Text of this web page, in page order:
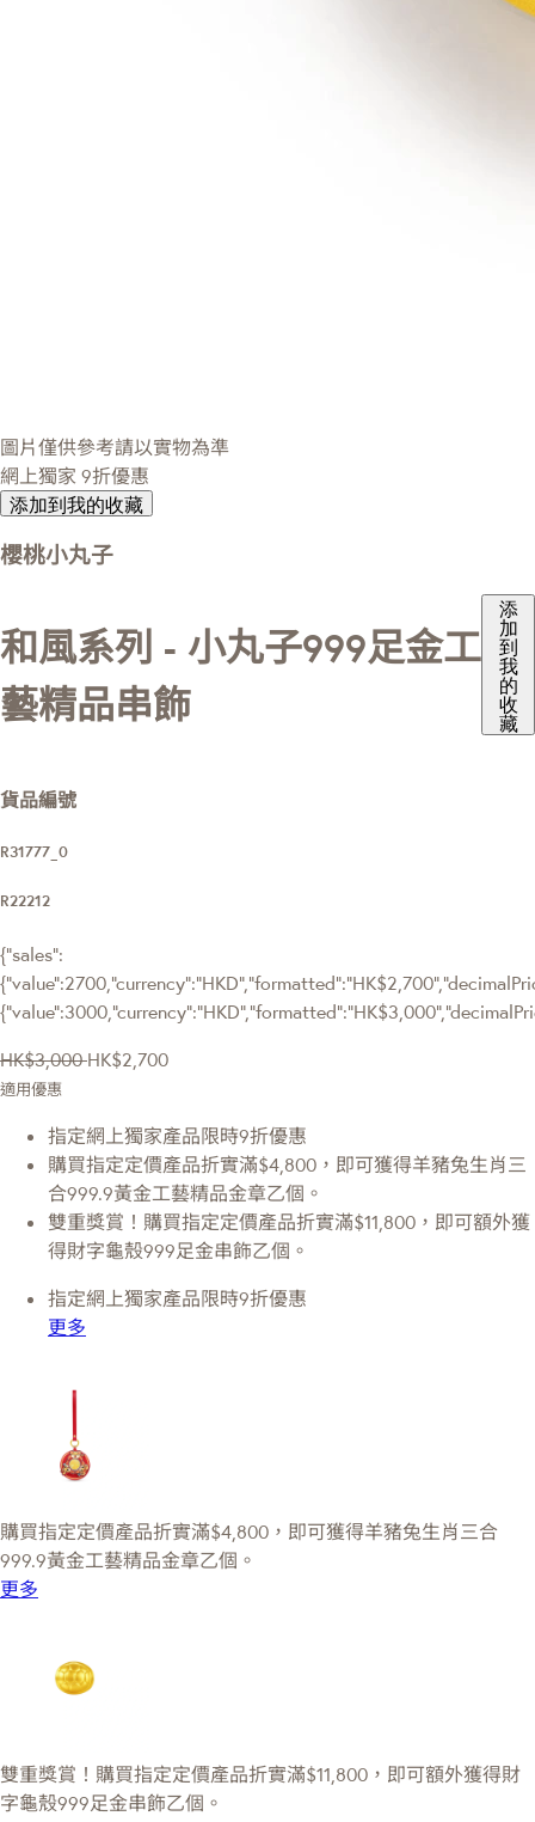
圖片僅供參考請以實物為準
網上獨家 9折優惠
添加到我的收藏
櫻桃小丸子
和風系列 - 小丸子999足金工
藝精品串飾
添
加
到
我
的
收
藏
貨品編號
R31777_0
R22212
{"sales":
HK$3,000 HK$2,700
適用優惠
指定網上獨家產品限時9折優惠
購買指定定價產品折實滿$4,800，即可獲得羊豬兔生肖三
合999.9黃金工藝精品金章乙個。
雙重獎賞！購買指定定價產品折實滿$11,800，即可額外獲
得財字龜殼999足金串飾乙個。
指定網上獨家產品限時9折優惠
更多
購買指定定價產品折實滿$4,800，即可獲得羊豬兔生肖三合
999.9黃金工藝精品金章乙個。
更多
雙重獎賞！購買指定定價產品折實滿$11,800，即可額外獲得財
字龜殼999足金串飾乙個。